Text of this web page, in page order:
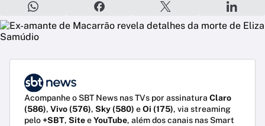
Acompanhe o SBT News nas TVs por assinatura Claro
(586), Vivo (576), Sky (580) eOi (175), via streaming
pelo+SBT, SiteeYouTube, além dos canais nas Smart